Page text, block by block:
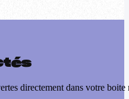
directement dans votre boite